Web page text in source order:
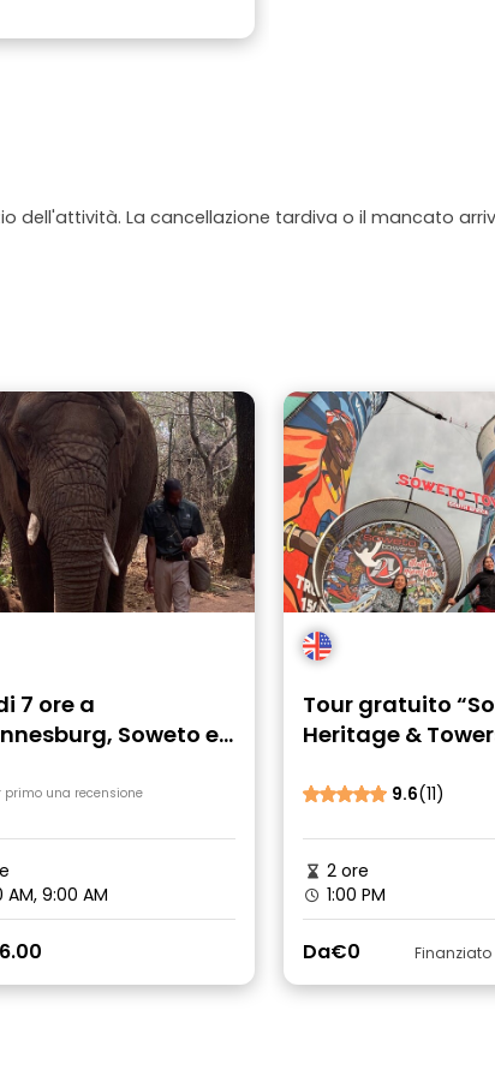
dell'attività. La cancellazione tardiva o il mancato
7 ore a
Soweto e
primo una recensione
AM, 9:00 AM
Tour gratuito
Heritage &
9.6(11)
2 ore
1:00 PM
Da€0